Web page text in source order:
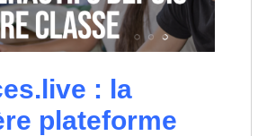
: la
plateforme